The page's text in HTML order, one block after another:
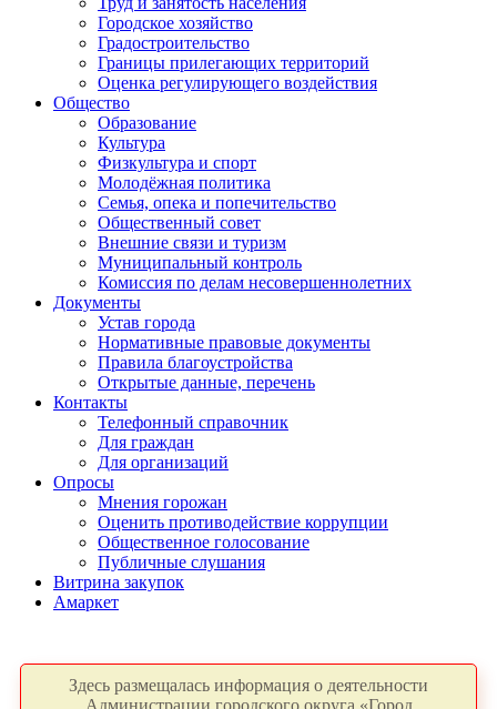
Городское хозяйство
Градостроительство
Границы прилегающих территорий
Оценка регулирующего воздействия
Общество
Образование
Культура
Физкультура и спорт
Молодёжная политика
Семья, опека и попечительство
Общественный совет
Внешние связи и туризм
Муниципальный контроль
Комиссия по делам несовершеннолетних
Документы
Устав города
Нормативные правовые документы
Правила благоустройства
Открытые данные, перечень
Контакты
Телефонный справочник
Для граждан
Для организаций
Опросы
Мнения горожан
Оценить противодействие коррупции
Общественное голосование
Публичные слушания
Витрина закупок
Амаркет
Здесь размещалась информация о деятельности
Администрации городского округа «Город